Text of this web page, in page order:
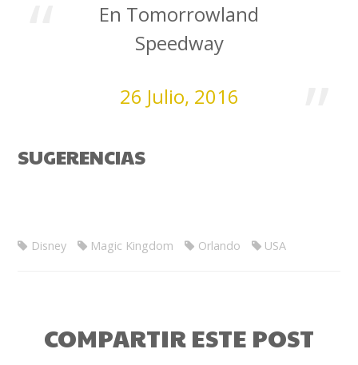
En Tomorrowland
Speedway
26 Julio, 2016
SUGERENCIAS
Disney Magic Kingdom Orlando USA
COMPARTIR ESTE POST